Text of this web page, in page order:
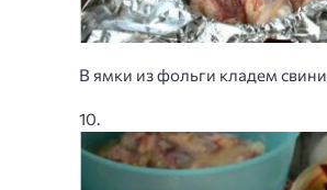
В ямки из фольги кладем